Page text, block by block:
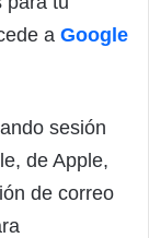
a Google
sesión
de Apple,
de correo